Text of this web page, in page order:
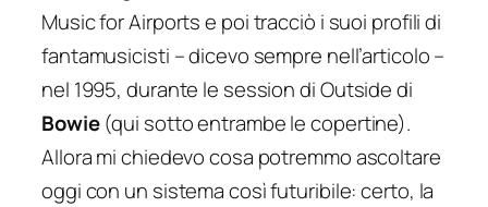
Music for Airportse poi tracciò i suoi profili di
fantamusicisti – dicevo sempre nell’articolo –
nel 1995, durante le session diOutsidedi
Bowie(qui sotto entrambe le copertine).
Allora mi chiedevo cosa potremmo ascoltare
oggi con un sistema così futuribile: certo, la